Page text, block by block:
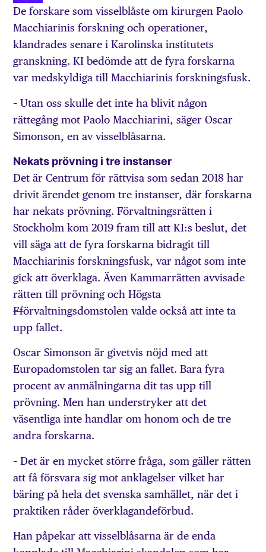
De forskare som visselblåste om kirurgen Paolo
Macchiarinis forskning och operationer,
klandrades senare i Karolinska institutets
granskning. KI bedömde att de fyra forskarna
var medskyldiga till Macchiarinis forskningsfusk.
– Utan oss skulle det inte ha blivit någon
rättegång mot Paolo Macchiarini, säger Oscar
Simonson, en av visselblåsarna.
Nekats prövning i tre instanser
Det är Centrum för rättvisa som sedan 2018 har
drivit ärendet genom tre instanser, där forskarna
har nekats prövning. Förvaltningsrätten i
Stockholm kom 2019 fram till att KI:s beslut, det
vill säga att de fyra forskarna bidragit till
Macchiarinis forskningsfusk, var något som inte
gick att överklaga. Även Kammarrätten avvisade
rätten till prövning och Högsta
Fförvaltningsdomstolen valde också att inte ta
upp fallet.
Oscar Simonson är givetvis nöjd med att
Europadomstolen tar sig an fallet. Bara fyra
procent av anmälningarna dit tas upp till
prövning. Men han understryker att det
väsentliga inte handlar om honom och de tre
andra forskarna.
– Det är en mycket större fråga, som gäller rätten
att få försvara sig mot anklagelser vilket har
bäring på hela det svenska samhället, när det i
praktiken råder överklagandeförbud.
Han påpekar att visselblåsarna är de enda